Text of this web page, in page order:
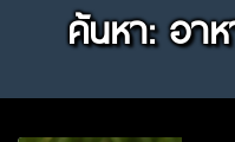
ค้นหา: อาห